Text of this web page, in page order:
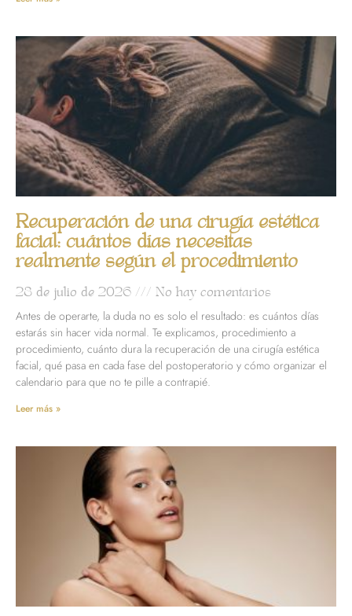
Recuperación de una cirugía estética
facial: cuántos días necesitas
realmente según el procedimiento
28 de julio de 2026 No hay comentarios
Antes de operarte, la duda no es solo el resultado: es cuántos días
estarás sin hacer vida normal. Te explicamos, procedimiento a
procedimiento, cuánto dura la recuperación de una cirugía estética
facial, qué pasa en cada fase del postoperatorio y cómo organizar el
calendario para que no te pille a contrapié.
Leer más »